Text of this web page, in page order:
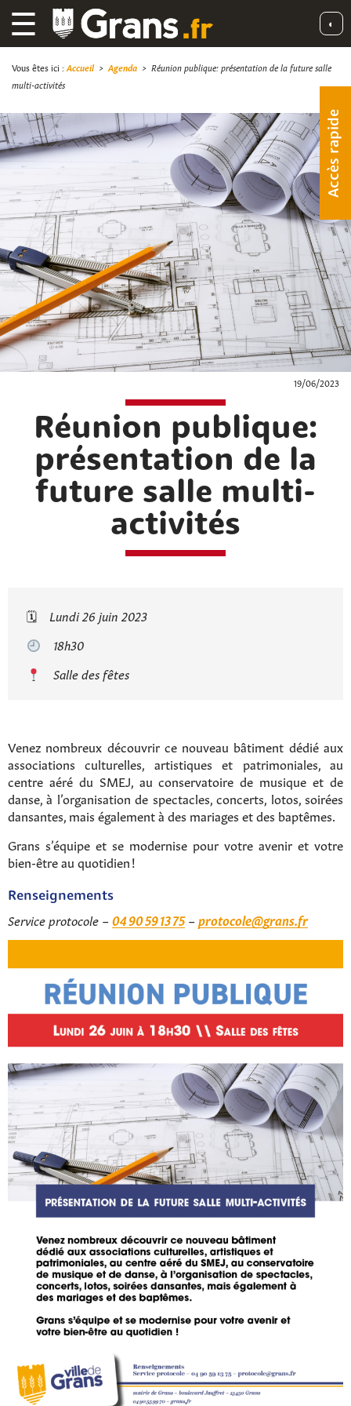
☰ ◐
Accès rapide
Vous êtes ici : Accueil> Agenda > Réunion publique: présentation de la future salle
multi-activités
19/06/2023
Réunion publique:
présentation de la
future salle multi-
activités
🗓
Lundi 26 juin 2023
18h30
Salle des fêtes
Venez nombreux découvrir ce nouveau bâtiment dédié aux
associations culturelles, artistiques et patrimoniales, au
centre aéré du SMEJ, au conservatoire de musique et de
danse, à l’organisation de spectacles, concerts, lotos, soirées
dansantes, mais également à des mariages et des baptêmes.
Grans s’équipe et se modernise pour votre avenir et votre
bien-être au quotidien !
Renseignements
Service protocole –04 90 59 13 75–protocole@grans.fr